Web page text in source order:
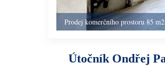
Prodej komerčního prostoru 85
Útočník Ondřej